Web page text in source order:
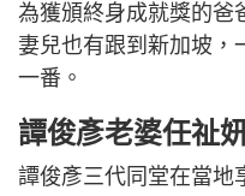
為獲頒終身成就獎的爸
妻兒也有跟到新加坡，
一番。
譚俊彥老婆任祉
譚俊彥三代同堂在當地